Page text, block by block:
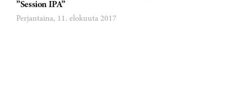
”Session IPA”
Perjantaina, 11. elokuuta 2017